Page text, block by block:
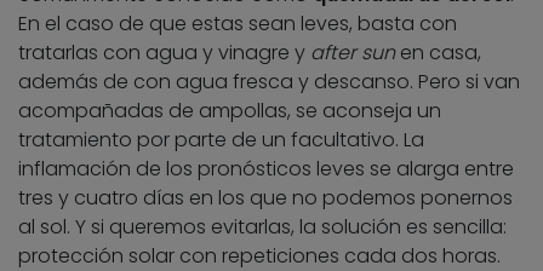
En el caso de que estas sean leves, basta con
tratarlas con agua y vinagre y after sunen casa,
además de con agua fresca y descanso. Pero si van
acompañadas de ampollas, se aconseja un
tratamiento por parte de un facultativo. La
inflamación de los pronósticos leves se alarga entre
tres y cuatro días en los que no podemos ponernos
al sol. Y si queremos evitarlas, la solución es sencilla:
protección solar con repeticiones cada dos horas.